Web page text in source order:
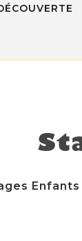
disponible